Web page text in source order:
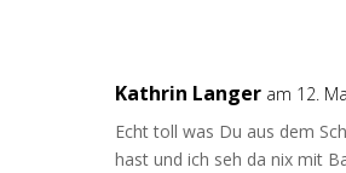
Kathrin Langer am 12.
Echt toll was Du aus dem
hast und ich seh da nix mit